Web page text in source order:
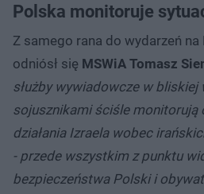
Polska monitoruje
Z samego rana do wydarzeń
odniósł się MSWiA Tomasz
służby wywiadowcze w bliskiej
sojusznikami ściśle
działania Izraela wobec
- przede wszystkim z punktu
bezpieczeństwa Polski i